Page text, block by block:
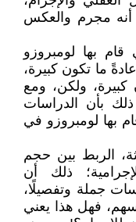
أنه مجرم والعكس
بها لومبروزو
ما تكون كبيرة،
ولكن، ومع
بأن الدراسات
بها لومبروزو في
الربط بين حجم
ذلك أن
جملة وتفصيلًا،
فهل هذا يعني